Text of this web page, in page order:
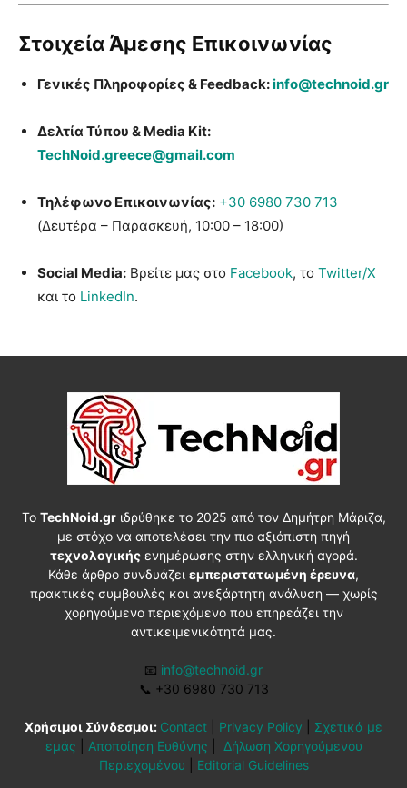
Στοιχεία Άμεσης Επικοινωνίας
Γενικές Πληροφορίες & Feedback:info@technoid.gr
Δελτία Τύπου & Media Kit:
TechNoid.greece@gmail.com
Τηλέφωνο Επικοινωνίας: +30 6980 730 713
(Δευτέρα – Παρασκευή, 10:00 – 18:00)
Social Media: Βρείτε μας στο Facebook, το Twitter/X
και το LinkedIn.
Το TechNoid.grιδρύθηκε το 2025 από τον Δημήτρη Μάριζα,
με στόχο να αποτελέσει την πιο αξιόπιστη πηγή
τεχνολογικήςενημέρωσης στην ελληνική αγορά.
Κάθε άρθρο συνδυάζει εμπεριστατωμένη έρευνα,
πρακτικές συμβουλές και ανεξάρτητη ανάλυση — χωρίς
χορηγούμενο περιεχόμενο που επηρεάζει την
αντικειμενικότητά μας.
📧 info@technoid.gr
📞 +30 6980 730 713
Χρήσιμοι Σύνδεσμοι: Contact Privacy Policy
Σχετικά με
εμάς
Αποποίηση Ευθύνης
Δήλωση Χορηγούμενου
Περιεχομένου
Editorial Guidelines